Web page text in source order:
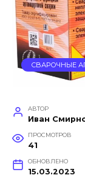
СВАРОЧНЫЕ
АВТОР
Иван
ПРОСМОТРОВ
41
ОБНОВЛЕНО
15.03.2023